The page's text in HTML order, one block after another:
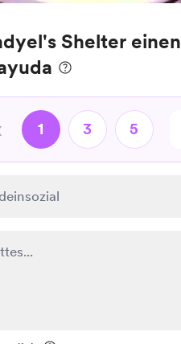
Shelter einen
1 3 5